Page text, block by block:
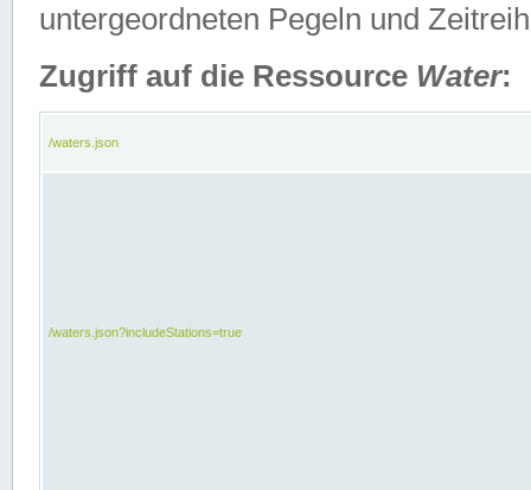
untergeordneten Pegeln und
Zugriff auf die Ressource Water:
/waters.json
/waters.json?includeStations=true